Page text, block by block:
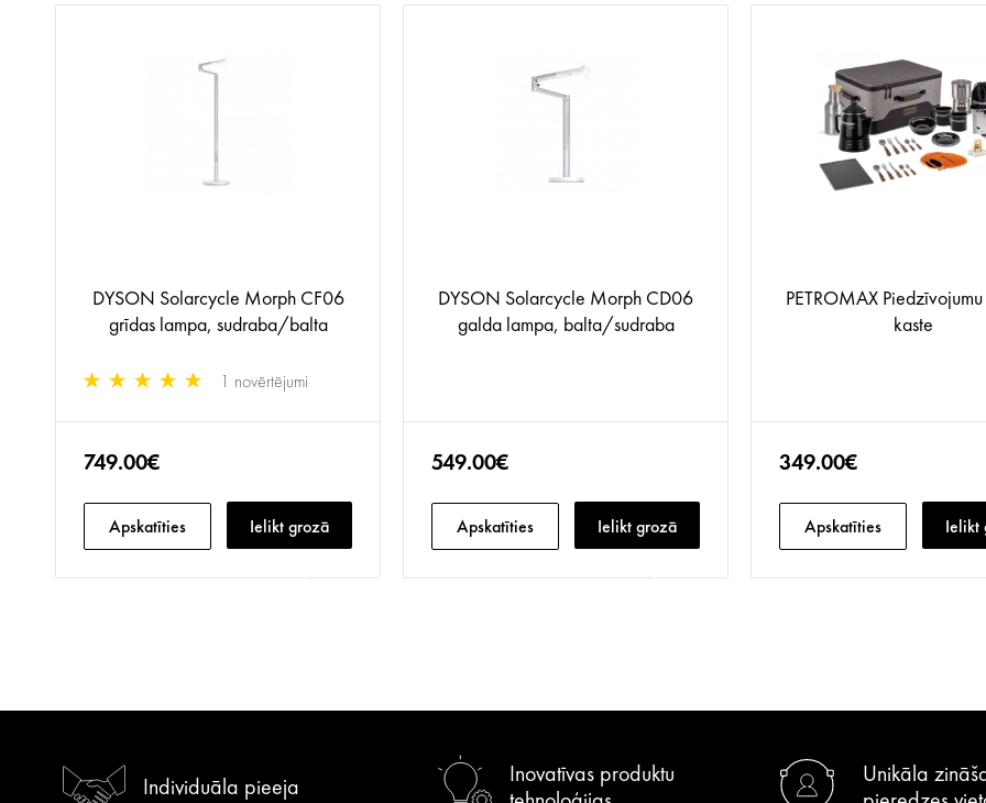
DYSON Solarcycle Morph CF06
grīdas lampa, sudraba/balta
1 novērtējumi
749.00€
Apskatīties Ielikt grozā
DYSON Solarcycle Morph CD06
galda lampa, balta/sudraba
549.00€
Apskatīties Ielikt grozā
PETROMAX
kaste
349.00€
Apskatīties Ielikt
Individuāla pieeja
Inovatīvas produktu
Unikāla